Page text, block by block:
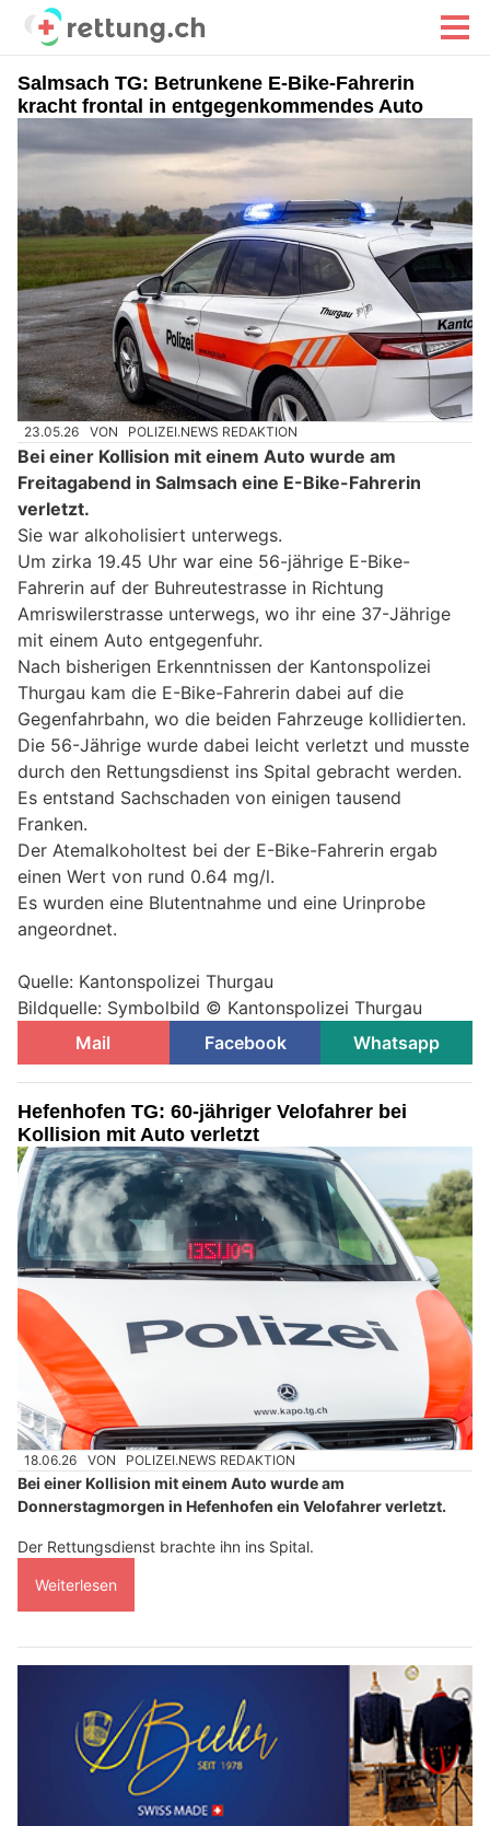
Salmsach TG: Betrunkene E-Bike-Fahrerin
kracht frontal in entgegenkommendes Auto
23.05.26 VON POLIZEI.NEWS REDAKTION
Bei einer Kollision mit einem Auto wurde am
Freitagabend in Salmsach eine E-Bike-Fahrerin
verletzt.
Sie war alkoholisiert unterwegs.
Um zirka 19.45 Uhr war eine 56-jährige E-Bike-
Fahrerin auf der Buhreutestrasse in Richtung
Amriswilerstrasse unterwegs, wo ihr eine 37-Jährige
mit einem Auto entgegenfuhr.
Nach bisherigen Erkenntnissen der Kantonspolizei
Thurgau kam die E-Bike-Fahrerin dabei auf die
Gegenfahrbahn, wo die beiden Fahrzeuge kollidierten.
Die 56-Jährige wurde dabei leicht verletzt und musste
durch den Rettungsdienst ins Spital gebracht werden.
Es entstand Sachschaden von einigen tausend
Franken.
Der Atemalkoholtest bei der E-Bike-Fahrerin ergab
einen Wert von rund 0.64 mg/l.
Es wurden eine Blutentnahme und eine Urinprobe
angeordnet.
Quelle: Kantonspolizei Thurgau
Bildquelle: Symbolbild © Kantonspolizei Thurgau
Mail
Facebook Whatsapp
Hefenhofen TG: 60-jähriger Velofahrer bei
Kollision mit Auto verletzt
18.06.26 VON POLIZEI.NEWS REDAKTION
Bei einer Kollision mit einem Auto wurde am
Donnerstagmorgen in Hefenhofen ein Velofahrer verletzt.
Der Rettungsdienst brachte ihn ins Spital.
Weiterlesen